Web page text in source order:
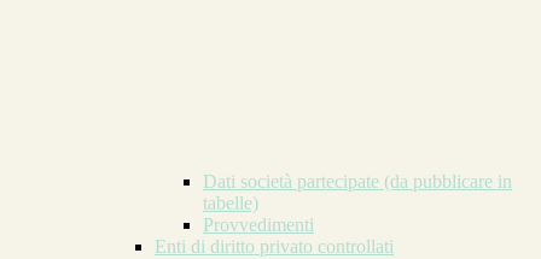
Dati società partecipate (da pubblicare in
tabelle)
Provvedimenti
Enti di diritto privato controllati